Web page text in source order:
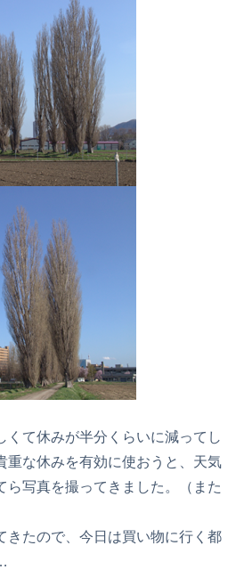
くて休みが半分くらいに減ってし
重な休みを有効に使おうと、天気
ら写真を撮ってきました。（また
きたので、今日は買い物に行く都